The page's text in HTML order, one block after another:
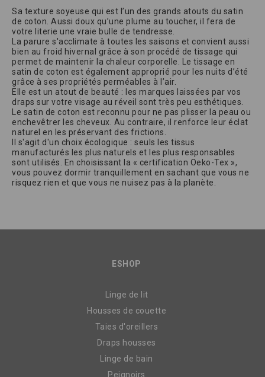
Sa texture soyeuse qui est l’un des grands atouts du satin
de coton. Aussi doux qu’une plume au toucher, il fera de
votre literie une vraie bulle de tendresse.
La parure s'acclimate à toutes les saisons et convient aussi
bien au froid hivernal grâce à son procédé de tissage qui
permet de maintenir la chaleur corporelle. Le tissage en
satin de coton est également approprié pour les nuits d’été
grâce à ses propriétés perméables à l’air.
Elle est un atout de beauté : les marques laissées par vos
draps sur votre visage au réveil sont très peu esthétiques.
Le satin de coton est reconnu pour ne pas plisser la peau ou
enchevêtrer les cheveux. Au contraire, il renforce leur éclat
naturel en les préservant des frictions.
Il s'agit d'un choix écologique : seuls les tissus
manufacturés les plus naturels et les plus responsables
sont utilisés. En choisissant la « certification Oeko-Tex »,
vous pouvez dormir tranquillement en sachant que vous ne
risquez rien et que vous ne nuisez pas à la planète.
ESHOP
Linge de lit
Housses de couette
Taies d'oreillers
Draps housses
Linge de bain
Peignoirs